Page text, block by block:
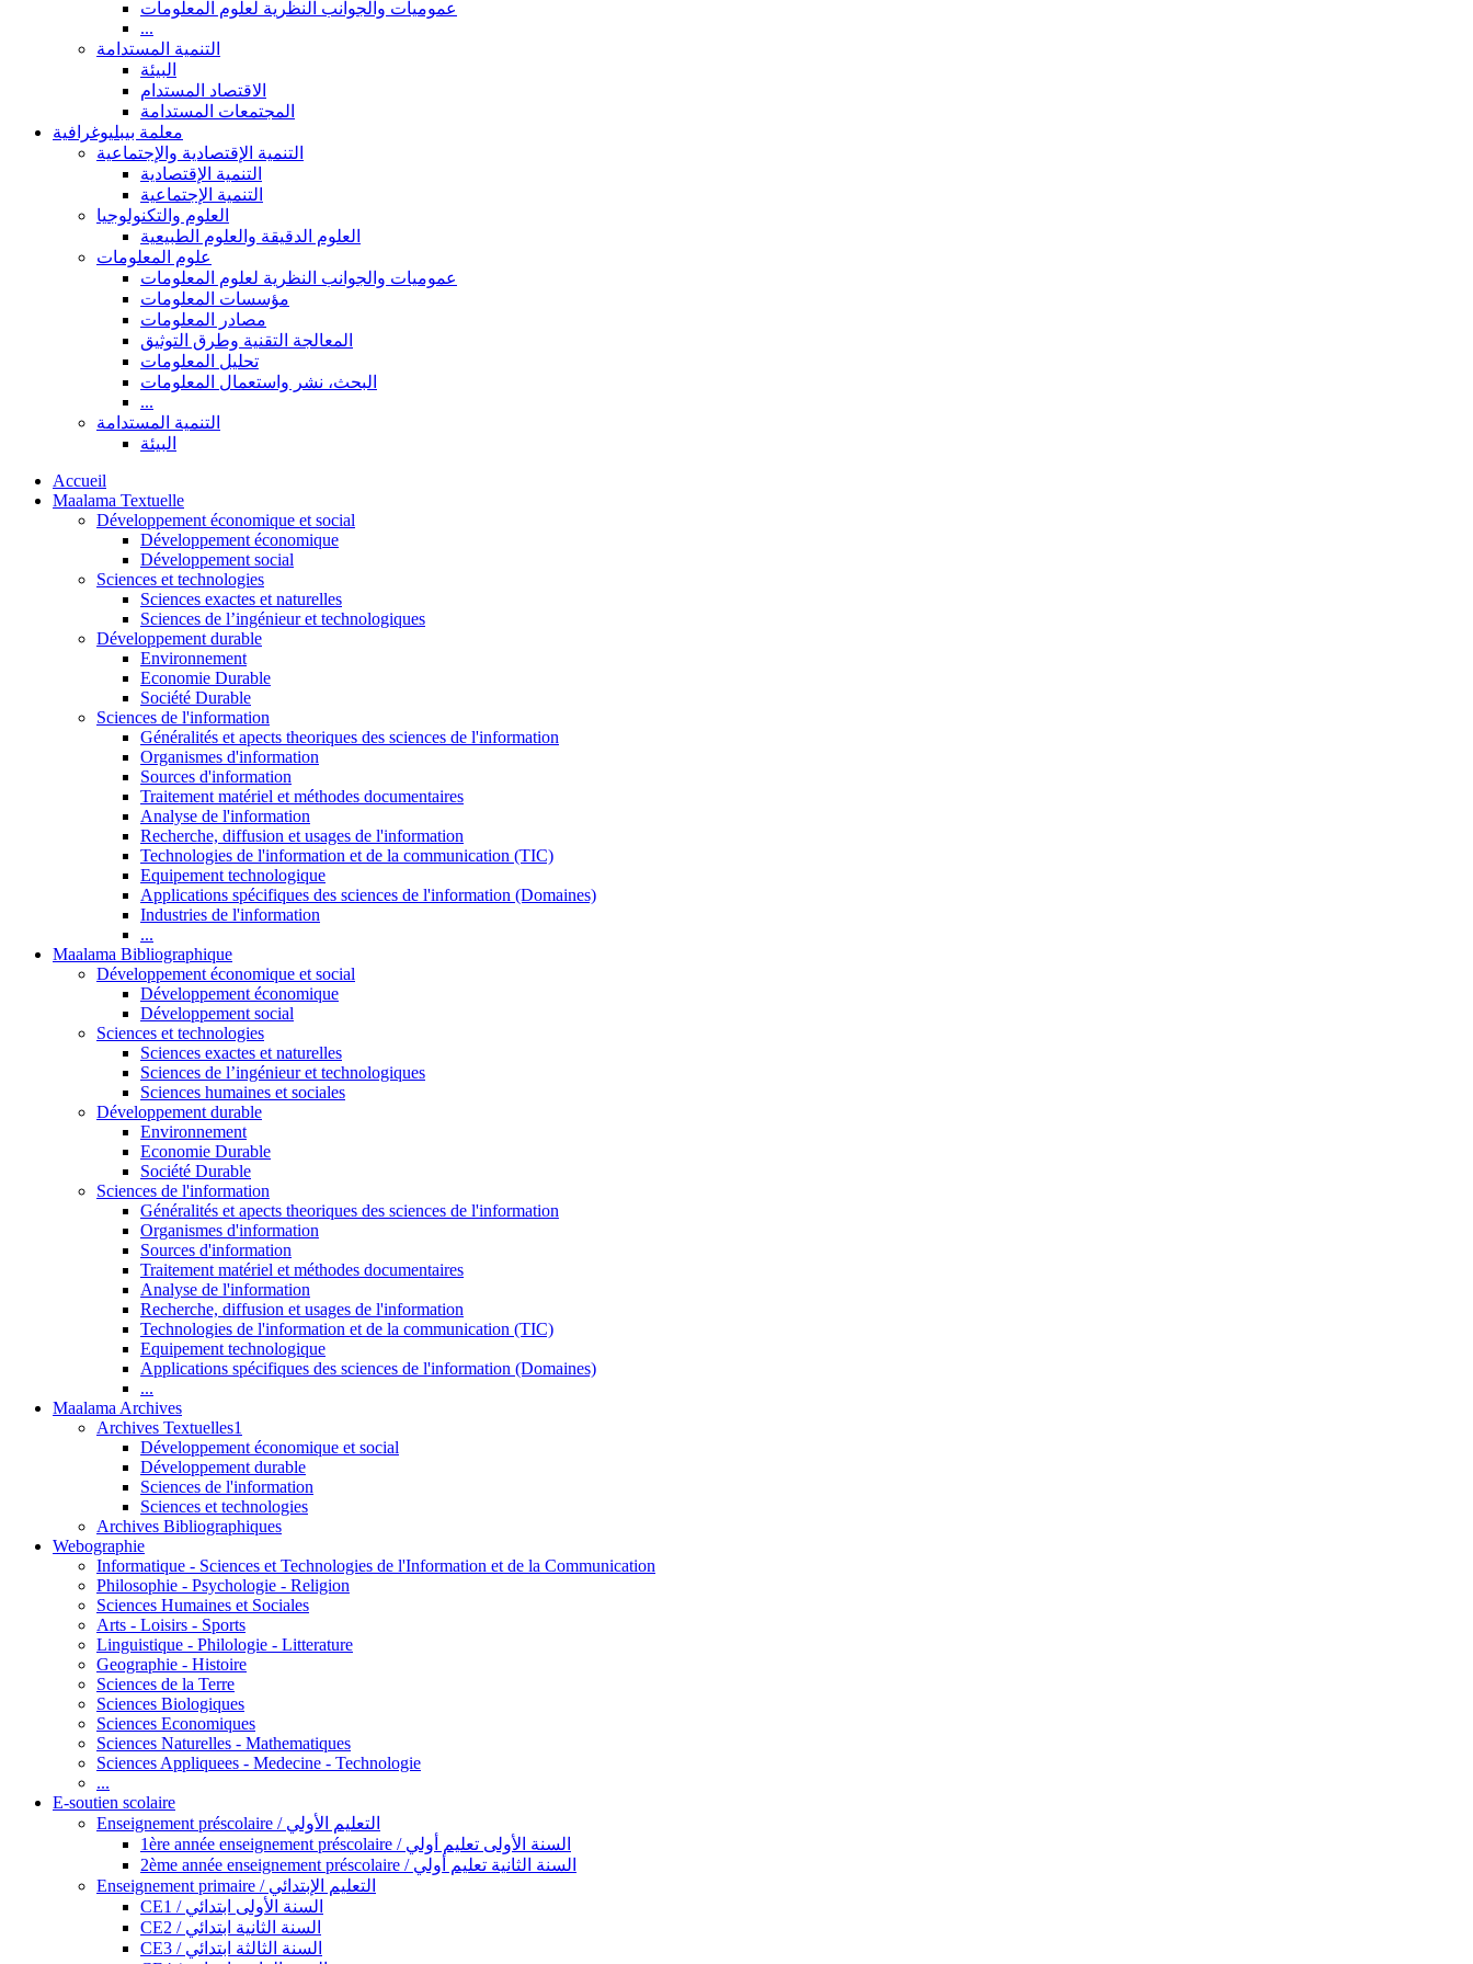
عموميات والجوانب النظرية لعلوم المعلومات
...
التنمية المستدامة
البيئة
الاقتصاد المستدام
المجتمعات المستدامة
معلمة بيبليوغرافية
التنمية الإقتصادية والإجتماعية
التنمية الإقتصادية
التنمية الإجتماعية
العلوم والتكنولوجيا
العلوم الدقيقة والعلوم الطبيعية
علوم المعلومات
عموميات والجوانب النظرية لعلوم المعلومات
مؤسسات المعلومات
مصادر المعلومات
المعالجة التقنية وطرق التوثيق
تحليل المعلومات
البحث، نشر واستعمال المعلومات
...
التنمية المستدامة
البيئة
Accueil
Maalama Textuelle
Développement économique et social
Développement économique
Développement social
Sciences et technologies
Sciences exactes et naturelles
Sciences de l’ingénieur et technologiques
Développement durable
Environnement
Economie Durable
Société Durable
Sciences de l'information
Généralités et apects theoriques des sciences de l'information
Organismes d'information
Sources d'information
Traitement matériel et méthodes documentaires
Analyse de l'information
Recherche, diffusion et usages de l'information
Technologies de l'information et de la communication (TIC)
Equipement technologique
Applications spécifiques des sciences de l'information (Domaines)
Industries de l'information
...
Maalama Bibliographique
Développement économique et social
Développement économique
Développement social
Sciences et technologies
Sciences exactes et naturelles
Sciences de l’ingénieur et technologiques
Sciences humaines et sociales
Développement durable
Environnement
Economie Durable
Société Durable
Sciences de l'information
Généralités et apects theoriques des sciences de l'information
Organismes d'information
Sources d'information
Traitement matériel et méthodes documentaires
Analyse de l'information
Recherche, diffusion et usages de l'information
Technologies de l'information et de la communication (TIC)
Equipement technologique
Applications spécifiques des sciences de l'information (Domaines)
...
Maalama Archives
Archives Textuelles1
Développement économique et social
Développement durable
Sciences de l'information
Sciences et technologies
Archives Bibliographiques
Webographie
Informatique - Sciences et Technologies de l'Information et de la Communication
Philosophie - Psychologie - Religion
Sciences Humaines et Sociales
Arts - Loisirs - Sports
Linguistique - Philologie - Litterature
Geographie - Histoire
Sciences de la Terre
Sciences Biologiques
Sciences Economiques
Sciences Naturelles - Mathematiques
Sciences Appliquees - Medecine - Technologie
...
E-soutien scolaire
Enseignement préscolaire / التعليم الأولي
1ère année enseignement préscolaire / السنة الأولى تعليم أولي
2ème année enseignement préscolaire / السنة الثانية تعليم أولي
Enseignement primaire / التعليم الإبتدائي
CE1 / السنة الأولى ابتدائي
CE2 / السنة الثانية ابتدائي
CE3 / السنة الثالثة ابتدائي